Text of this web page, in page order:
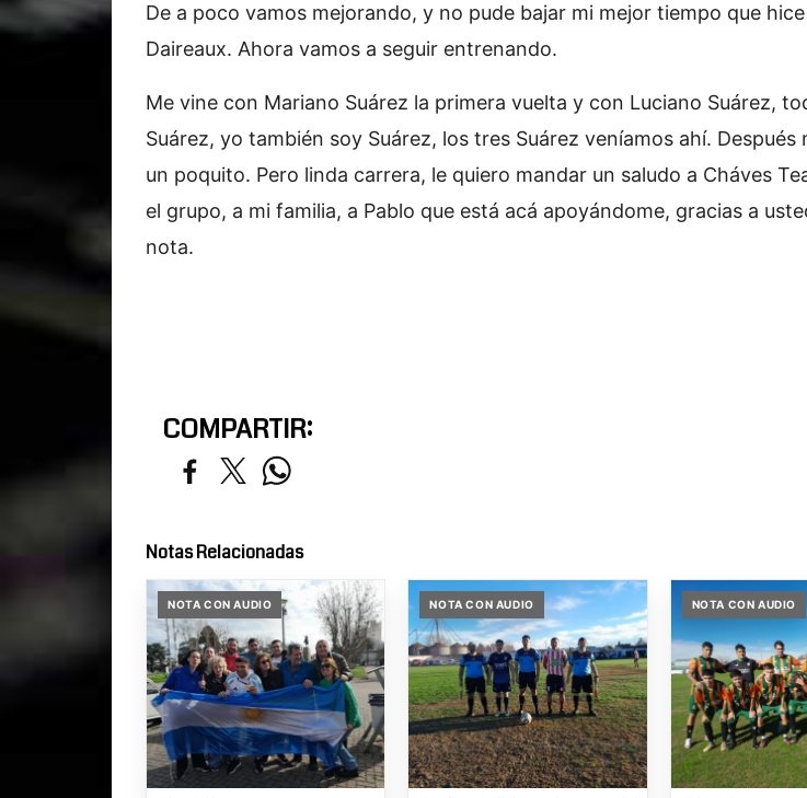
De a poco vamos mejorando, y no pude bajar mi mejor tiempo que
Daireaux. Ahora vamos a seguir entrenando.
Me vine con Mariano Suárez la primera vuelta y con Luciano Suárez,
Suárez, yo también soy Suárez, los tres Suárez veníamos ahí. Después
un poquito. Pero linda carrera, le quiero mandar un saludo a Cháves
el grupo, a mi familia, a Pablo que está acá apoyándome, gracias a
nota.
COMPARTIR:
Notas Relacionadas
NOTA CON AUDIO NOTA CON AUDIO NOTA CON AUDIO